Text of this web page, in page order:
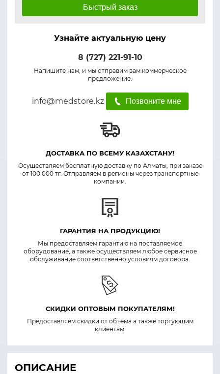
Быстрый заказ
Узнайте актуальную цену
8 (727) 221-91-10
Напишите нам, и мы отправим вам коммерческое
предложение:
info@medstore.kz Позвоните мне
ДОСТАВКА ПО ВСЕМУ КАЗАХСТАНУ!
Осуществляем бесплатную доставку по Алматы, при заказе
от 100 000 тг. Отправляем в регионы через транспортные
компании.
ГАРАНТИЯ НА ПРОДУКЦИЮ!
Мы предоставляем гарантию на поставляемое
оборудование, а также осуществляем любое сервисное
обслуживание соответственно условиям договора.
СКИДКИ ОПТОВЫМ ПОКУПАТЕЛЯМ!
Предоставляем скидки от объема а также торгующим
клиентам.
ОПИСАНИЕ